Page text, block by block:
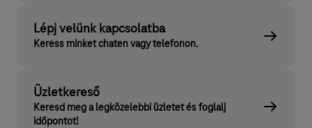
Lépj velünk kapcsolatba
Keress minket chaten vagy telefonon.
Üzletkereső
Keresd meg a legközelebbi üzletet és foglalj
időpontot!